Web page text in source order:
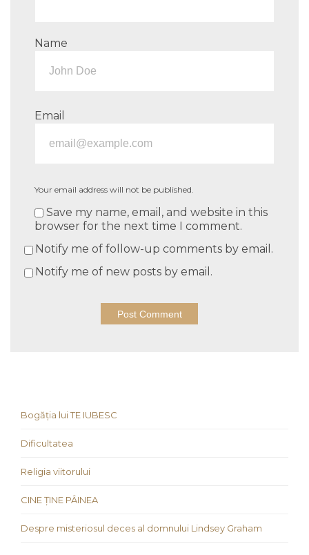
Name
Email
Your email address will not be published.
Save my name, email, and website in this
browser for the next time I comment.
Notify me of follow-up comments by email.
Notify me of new posts by email.
Bogăția lui TE IUBESC
Dificultatea
Religia viitorului
CINE ȚINE PÂINEA
Despre misteriosul deces al domnului Lindsey Graham